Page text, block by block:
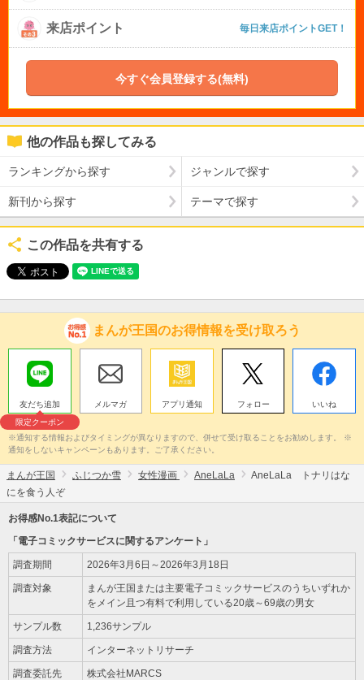
来店ポイント 毎日来店ポイントGET！
今すぐ会員登録する(無料)
他の作品も探してみる
ランキングから探す ジャンルで探す
新刊から探す テーマで探す
この作品を共有する
まんが王国のお得情報を受け取ろう
友だち追加
限定クーポン
メルマガ アプリ通知 フォロー いいね
※通知する情報およびタイミングが異なりますので、併せて受け取ることをお勧めします。 ※
通知をしないキャンペーンもあります。ご了承ください。
まんが王国 ふじつか雪 女性漫画 AneLaLa
AneLaLa トナリはな
にを食う人ぞ
お得感No.1表記について
「電子コミックサービスに関するアンケート」
調査期間 2026年3月6日～2026年3月18日
調査対象
まんが王国または主要電子コミックサービスのうちいずれか
をメイン且つ有料で利用している20歳～69歳の男女
サンプル数 1,236サンプル
調査方法 インターネットリサーチ
調査委託先 株式会社MARCS